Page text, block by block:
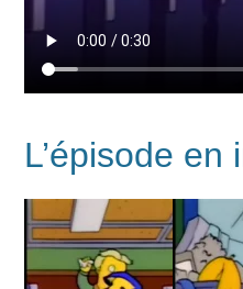
L’épisode en